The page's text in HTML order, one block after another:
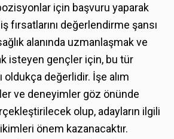
için başvuru yaparak
fırsatlarını değerlendirme şansı
alanında uzmanlaşmak ve
isteyen gençler için, bu tür
oldukça değerlidir. İşe alım
ve deneyimler göz önünde
olup, adayların ilgili
önem kazanacaktır.